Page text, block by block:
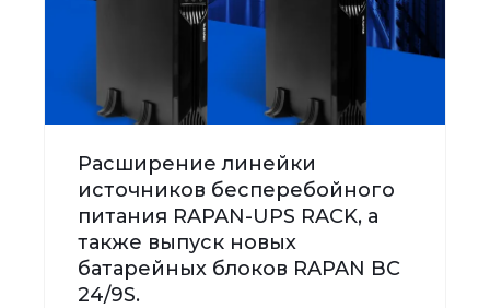
Расширение линейки
источников бесперебойного
питания RAPAN-UPS RACK, а
также выпуск новых
батарейных блоков RAPAN BC
24/9S.